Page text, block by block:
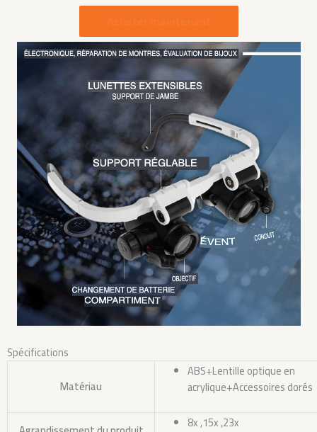
Spécifications
Matériau
ABS+Lentille optique en
acrylique+Accessoires dorés
8x ,15x ,23x